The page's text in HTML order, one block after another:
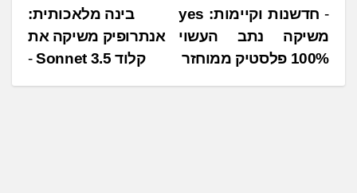
נ
י
ו
בינה מלאכותית:
אנתרופיק משיקה את
קלוד 3.5 Sonnet
חדשנות וקיימות: yes
משיקה נתב העשוי
100% פלסטיק ממוחזר